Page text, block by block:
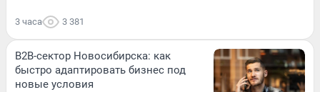
3 часа 3 381
B2B-сектор Новосибирска: как
быстро адаптировать бизнес под
новые условия